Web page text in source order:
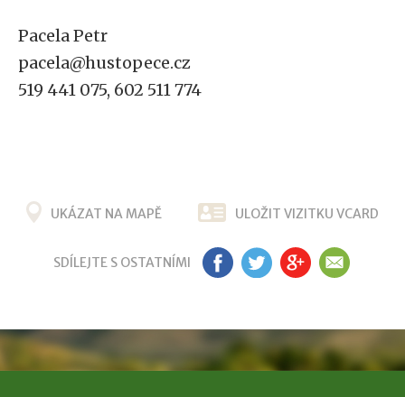
Pacela Petr
pacela@hustopece.cz
519 441 075, 602 511 774
UKÁZAT NA MAPĚ ULOŽIT VIZITKU VCARD
SDÍLEJTE S OSTATNÍMI FB TW G+ EM